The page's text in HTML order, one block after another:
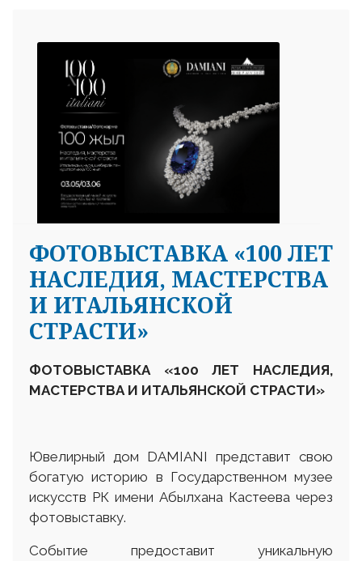
ФОТОВЫСТАВКА «100 ЛЕТ
НАСЛЕДИЯ, МАСТЕРСТВА
И ИТАЛЬЯНСКОЙ
СТРАСТИ»
ФОТОВЫСТАВКА «100 ЛЕТ НАСЛЕДИЯ,
МАСТЕРСТВА И ИТАЛЬЯНСКОЙ СТРАСТИ»
Ювелирный дом DAMIANI представит свою
богатую историю в Государственном музее
искусств РК имени Абылхана Кастеева через
фотовыставку.
Событие предоставит уникальную